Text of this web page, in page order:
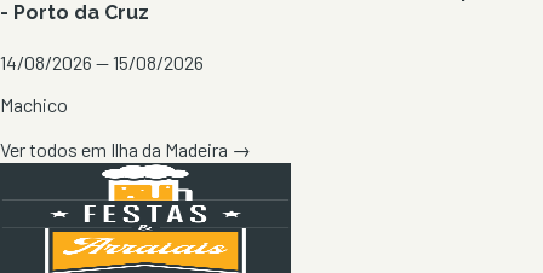
- Porto da Cruz
14/08/2026 — 15/08/2026
Machico
Ver todos em Ilha da Madeira →